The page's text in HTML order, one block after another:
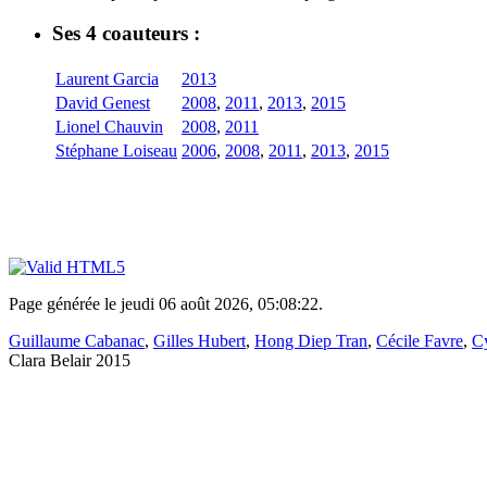
Ses 4 coauteurs :
Laurent Garcia
2013
David Genest
2008, 2011 , 2013, 2015
Lionel Chauvin
2008, 2011
Stéphane Loiseau 2006, 2008, 2011 , 2013, 2015
Page générée le jeudi 06 août 2026, 05:08:22.
Guillaume Cabanac, Gilles Hubert, Hong Diep Tran, Cécile Favre,
Clara Belair 2015